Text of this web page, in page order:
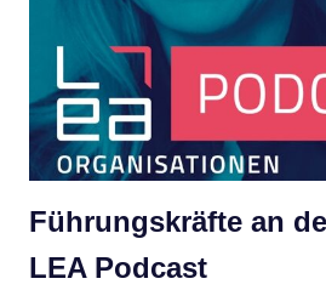
Führungskräfte an
LEA Podcast